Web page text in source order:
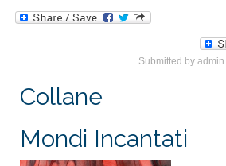
Submitted by admin
Collane
Mondi Incantati